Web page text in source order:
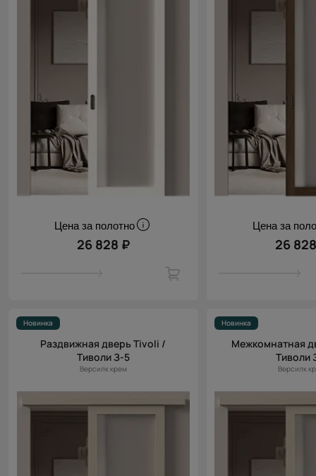
Цена за полотно
26 828 ₽
Цена за
26
Новинка
Раздвижная дверь Tivoli /
Тиволи З-5
Версилк крем
Новинка
Межкомнатная
Тиволи
Версилк